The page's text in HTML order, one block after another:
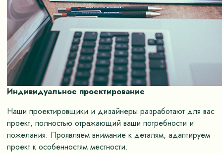
Индивидуальное проектирование
Наши проектировщики и дизайнеры разработают для вас
проект, полностью отражающий ваши потребности и
пожелания. Проявляем внимание к деталям, адаптируем
проект к особенностям местности.